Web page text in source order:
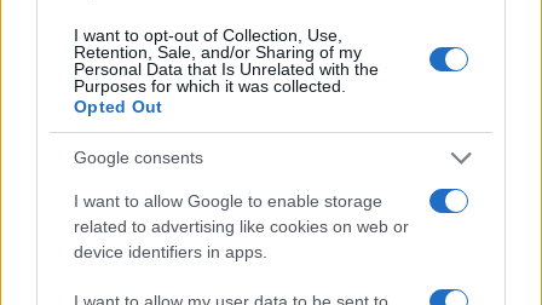
I want to opt-out of Collection, Use,
Retention, Sale, and/or Sharing of my
Personal Data that Is Unrelated with the
Purposes for which it was collected.
Opted Out
Google consents
I want to allow Google to enable storage
related to advertising like cookies on web or
device identifiers in apps.
I want to allow my user data to be sent to
Υποβολή σχολίου
Πολιτική Απορρήτου&Όροι Χρήσης της Google.